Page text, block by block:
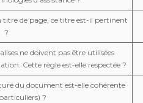
de page, ce titre est-il pertinent
?
ne doivent pas être utilisées
Cette règle est-elle respectée ?
du document est-elle cohérente
?